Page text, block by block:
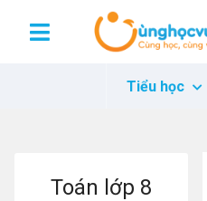
Tiểu học
Toán lớp 8